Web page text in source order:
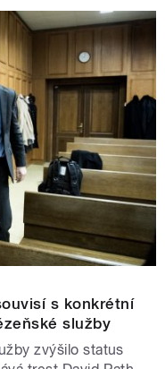
s konkrétní
služby
zvýšilo status